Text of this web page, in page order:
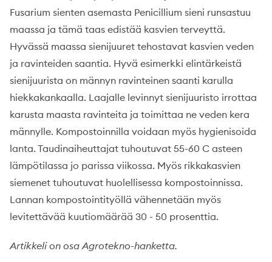
Fusarium sienten asemasta Penicillium sieni runsastuu
maassa ja tämä taas edistää kasvien terveyttä.
Hyvässä maassa sienijuuret tehostavat kasvien veden
ja ravinteiden saantia. Hyvä esimerkki elintärkeistä
sienijuurista on männyn ravinteinen saanti karulla
hiekkakankaalla. Laajalle levinnyt sienijuuristo irrottaa
karusta maasta ravinteita ja toimittaa ne veden kera
männylle. Kompostoinnilla voidaan myös hygienisoida
lanta. Taudinaiheuttajat tuhoutuvat 55-60 C asteen
lämpötilassa jo parissa viikossa. Myös rikkakasvien
siemenet tuhoutuvat huolellisessa kompostoinnissa.
Lannan kompostointityöllä vähennetään myös
levitettävää kuutiomäärää 30 - 50 prosenttia.
Artikkeli on osa Agrotekno-hanketta.